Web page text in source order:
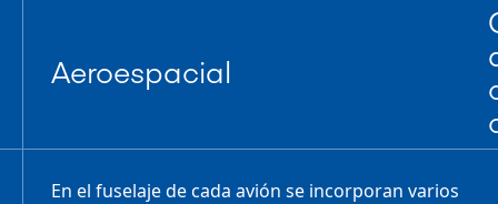
Aeroespacial
En el fuselaje de cada avión se incorporan varios